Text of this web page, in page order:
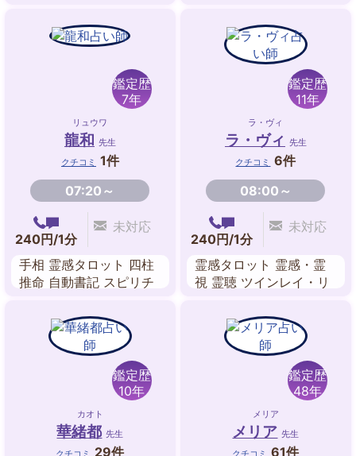
判断 ルノルマンカード
ペンジュラム 手相 人
相・顔相
鑑定歴
7年
リュウワ
龍和 先生
クチコミ 1件
07:20～
240円/1分
未対応
手相 霊感タロット 四柱
推命 自動書記 スピリチ
鑑定歴
11年
ラ・ヴィ
ラ・ヴィ 先生
クチコミ
6件
08:00～
240円/1分
未対応
霊感タロット 霊感・霊
視 霊聴 ツインレイ・リ
波動修正 送念 カードリ
ーディング
鑑定歴
10年
カオト
華緒都 先生
クチコミ 29件
鑑定歴
48年
メリア
メリア 先生
クチコミ 61件